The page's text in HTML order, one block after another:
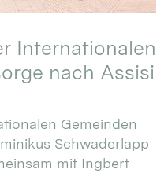
Internationalen
nach Assisi
Gemeinden
Schwaderlapp
mit Ingbert